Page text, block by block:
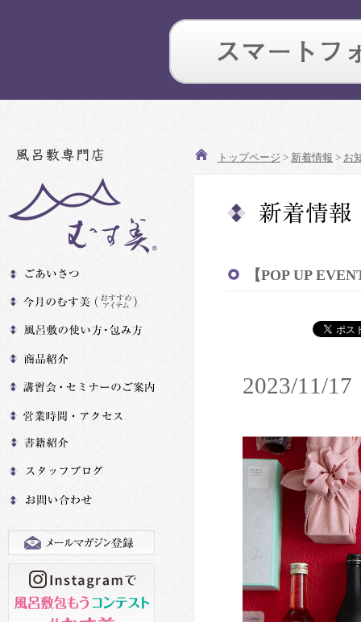
トップページ > 新着情報 > お
【POP UP
2023/11/17